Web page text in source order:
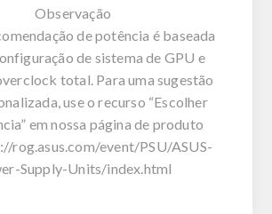
Observação
de potência é baseada
de sistema de GPU e
total. Para uma sugestão
use o recurso “Escolher
em nossa página de produto
rog.asus.com/event/PSU/ASUS-
Supply-Units/index.html